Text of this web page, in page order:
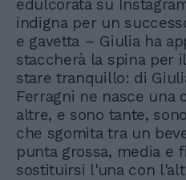
edulcorata su
indigna per un
e gavetta – Giulia ha
staccherà la spina per
stare tranquillo: di
Ferragni ne nasce una
altre, e sono tante,
che sgomita tra un
punta grossa, media e
sostituirsi l'una con